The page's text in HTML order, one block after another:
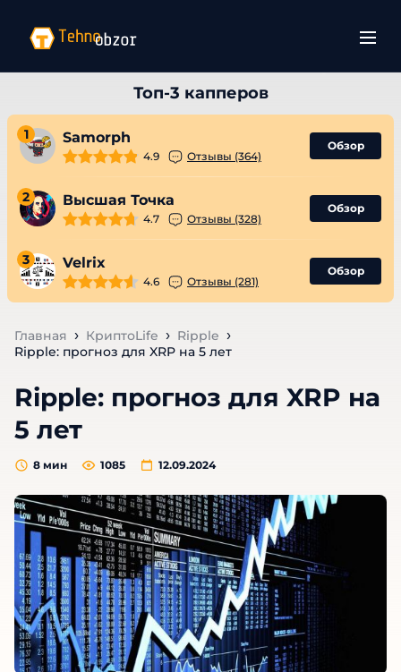
1 Samorph
4.9 Отзывы (364)
Обзор
2 Высшая Точка
4.7 Отзывы (328)
Обзор
3 Velrix
4.6 Отзывы (281)
Обзор
Главная КриптоLife
Ripple
Ripple: прогноз для XRP на 5 лет
Ripple: прогноз для XRP на
5 лет
12.09.2024
8 мин 1085